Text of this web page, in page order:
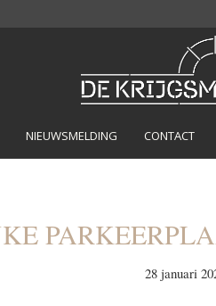
NIEUWSMELDING CONTACT
28 januari